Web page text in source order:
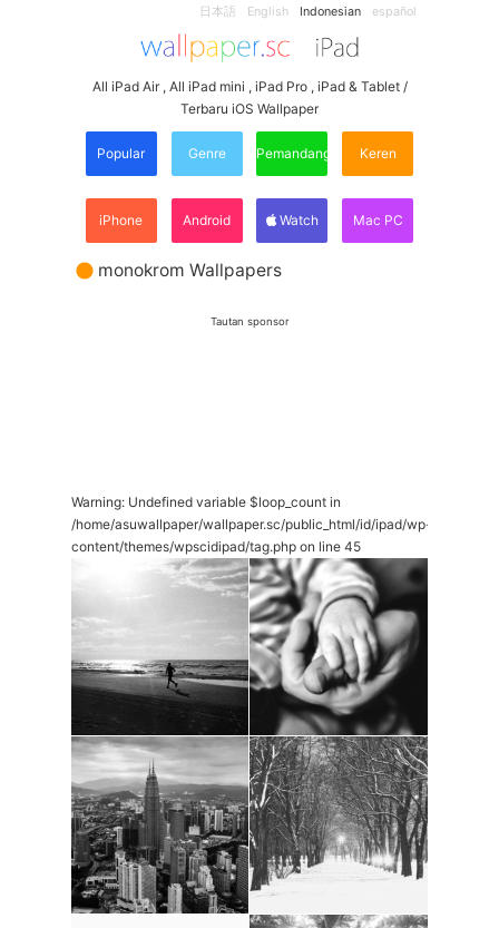
日本語 English Indonesian español
All iPad Air , All iPad mini , iPad Pro , iPad & Tablet /
Terbaru iOS Wallpaper
Popular Genre Pemandangan Keren
iPhone Android Watch Mac PC
monokrom Wallpapers
Tautan sponsor
Warning: Undefined variable $loop_count in
/home/asuwallpaper/wallpaper.sc/public_html/id/ipad/wp-
content/themes/wpscidipad/tag.php on line 45